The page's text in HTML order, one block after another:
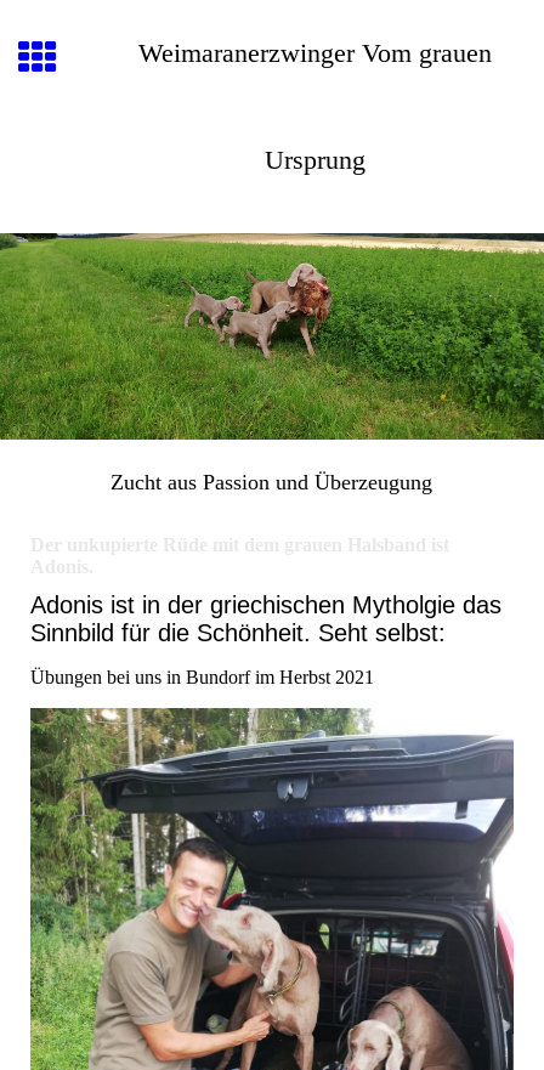
Weimaranerzwinger Vom grauen
Ursprung
Zucht aus Passion und Überzeugung
Adonis ist in der griechischen Mytholgie das
Sinnbild für die Schönheit. Seht selbst:
Übungen bei uns in Bundorf im Herbst 2021